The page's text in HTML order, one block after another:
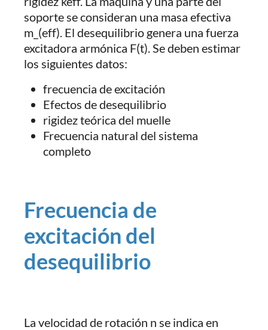
soporte se consideran una masa efectiva
m_(eff). El desequilibrio genera una fuerza
excitadora armónica F(t). Se deben estimar
los siguientes datos:
frecuencia de excitación
Efectos de desequilibrio
rigidez teórica del muelle
Frecuencia natural del sistema
completo
Frecuencia de
excitación del
desequilibrio
La velocidad de rotación n se indica en